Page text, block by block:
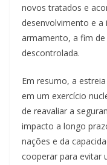
novos tratados e
desenvolvimento e a
armamento, a fim de
descontrolada.
Em resumo, a
em um exercício
de reavaliar a
impacto a longo
nações e da
cooperar para evitar